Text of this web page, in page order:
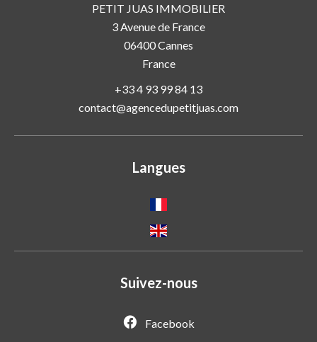
PETIT JUAS IMMOBILIER
3 Avenue de France
06400Cannes
France
+33 4 93 99 84 13
contact@agencedupetitjuas.com
Langues
Suivez-nous
Facebook